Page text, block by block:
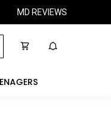
MD REVIEWS